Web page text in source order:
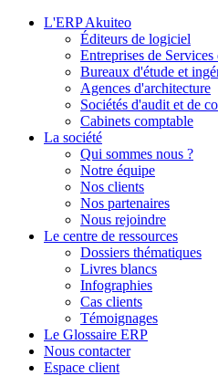
L'ERP Akuiteo
Éditeurs de logiciel
Entreprises de
Bureaux d'étude et
Agences d'architecture
Sociétés d'audit et de
Cabinets comptable
La société
Qui sommes nous ?
Notre équipe
Nos clients
Nos partenaires
Nous rejoindre
Le centre de ressources
Dossiers thématiques
Livres blancs
Infographies
Cas clients
Témoignages
Le Glossaire ERP
Nous contacter
Espace client